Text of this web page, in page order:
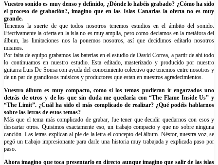
Vuestro sonido es muy denso y definido, ¿Dónde lo habéis grabado? ¿Cómo ha sido
el proceso de grabación?, imagino que en las Islas Canarias la oferta no es muy
grande.
Tenemos la suerte de que todos nosotros tenemos estudios en el ámbito del sonido.
Efectivamente la oferta en la isla no es muy amplia, pero como decíamos en la metáfora del
álbum, las limitaciones nos la ponemos nosotros, así que decidimos editarlo nosotros
mismos.
Por falta de equipo grabamos las baterías en el estudio de David Correa, a partir de ahí todo
lo continuamos en nuestro estudio. Esta editado, masterizado y producido por nuestro
guitarra Luis De Sousa con ayuda del conocimiento colectivo que tenemos entre nosotros y
de un par de grandiosos músicos y productores que estan en nuestros agradecimientos.
Vuestro álbum es muy compacto, como si los temas pudieran ir engarzados uno
detrás de otros y de los que sin duda me quedaría con “The Flame Inside Us” y
“The Limit”. ¿Cuál ha sido el más complicado de realizar? ¿Qué podéis hablarnos
sobre las letras de estos temas?
Más que el tema más complicado de grabar, fue tener que decidir quedarnos con esos y
descartar otros. Quisimos exactamente eso, un trabajo compacto y que no sobre ninguna
canción. Las letras explican al pie de la letra el concepto del álbum. Néstor, nuestra voz, se
pegó un trabajo impresionante para darle una historia muy trabajada y explicada paso por
paso.
Ahora imagino que toca presentarlo en directo aunque imagino que salir de las islas